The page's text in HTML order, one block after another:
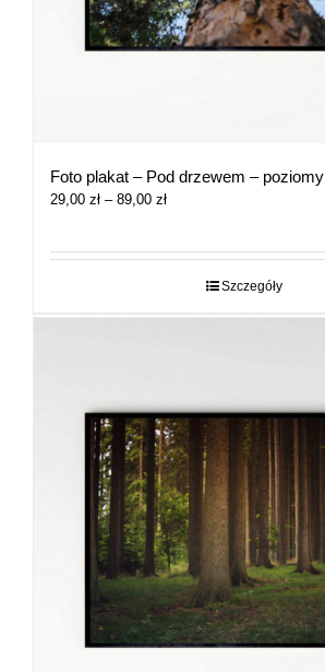
Foto plakat – Pod drzewem – poziomy
29,00 zł – 89,00 złZakres
29,00 zł
Szczegóły